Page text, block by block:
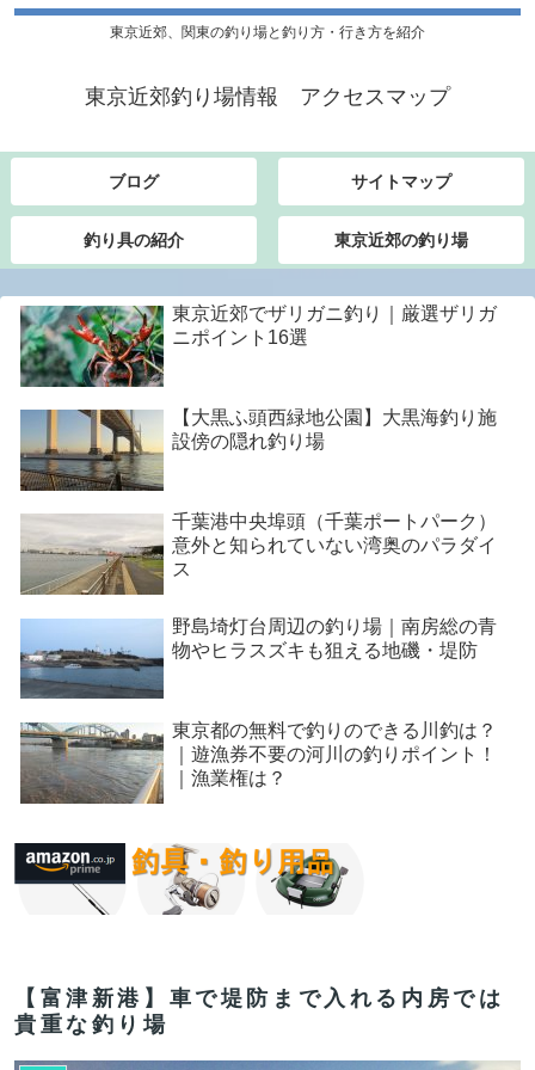
東京近郊、関東の釣り場と釣り方・行き方を紹介
東京近郊釣り場情報 アクセスマップ
ブログ サイトマップ
釣り具の紹介 東京近郊の釣り場
東京近郊でザリガニ釣り｜厳選ザリガ
ニポイント16選
【大黒ふ頭西緑地公園】大黒海釣り施
設傍の隠れ釣り場
千葉港中央埠頭（千葉ポートパーク）
意外と知られていない湾奥のパラダイ
ス
野島埼灯台周辺の釣り場｜南房総の青
物やヒラスズキも狙える地磯・堤防
東京都の無料で釣りのできる川釣は？
｜遊漁券不要の河川の釣りポイント！
｜漁業権は？
【富津新港】車で堤防まで入れる内房では
貴重な釣り場